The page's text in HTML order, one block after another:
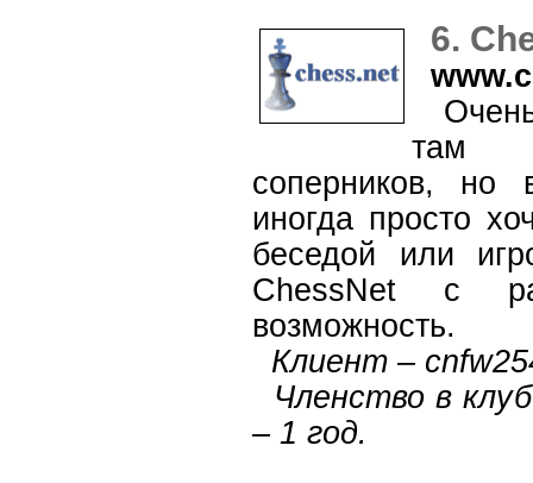
6.
там
соперников, но
иногда просто
беседой или
ChessNet с
возможность.
Клиент –
Членство в
– 1 год.